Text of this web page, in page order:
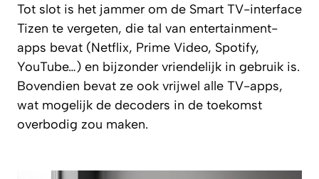
Tot slot is het jammer om de Smart TV-interface
Tizen te vergeten, die tal van entertainment-
apps bevat (Netflix, Prime Video, Spotify,
YouTube…) en bijzonder vriendelijk in gebruik is.
Bovendien bevat ze ook vrijwel alle TV-apps,
wat mogelijk de decoders in de toekomst
overbodig zou maken.